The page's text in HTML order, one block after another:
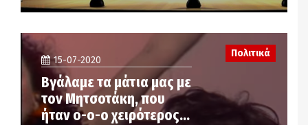
15-07-2020
Βγάλαμε τα μάτια μας με
τον Μητσοτάκη, που
ήταν ο-ο-ο χειρότερος…
Πολιτικά